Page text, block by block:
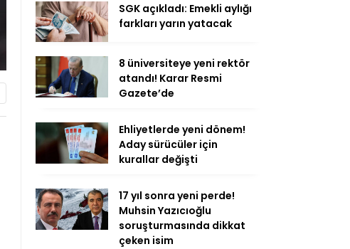
SGK açıkladı: Emekli aylığı
farkları yarın yatacak
8 üniversiteye yeni rektör
atandı! Karar Resmi
Gazete’de
Ehliyetlerde yeni dönem!
Aday sürücüler için
kurallar değişti
17 yıl sonra yeni perde!
Muhsin Yazıcıoğlu
soruşturmasında dikkat
çeken isim